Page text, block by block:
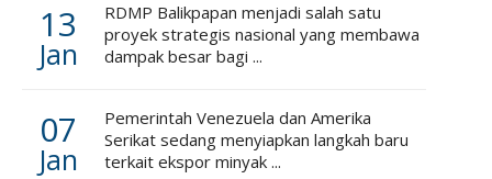
13
Jan
RDMP Balikpapan menjadi salah satu
proyek strategis nasional yang membawa
dampak besar bagi ...
07
Jan
Pemerintah Venezuela dan Amerika
Serikat sedang menyiapkan langkah baru
terkait ekspor minyak ...